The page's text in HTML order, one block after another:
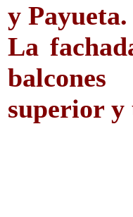
y Payueta.
La
superior y